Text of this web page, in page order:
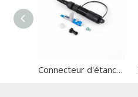
Connecteur d'étanchéité rapide sur le terrain installable